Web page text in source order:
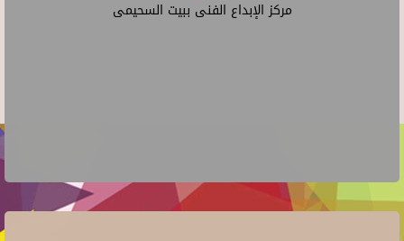
مركز الإبداع الفنى ببيت السحيمى